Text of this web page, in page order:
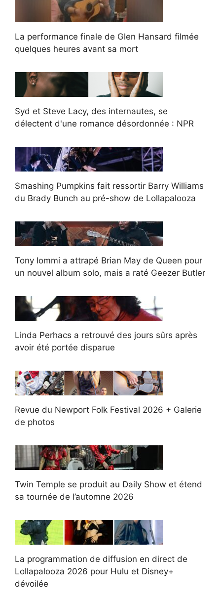
La performance finale de Glen Hansard filmée
quelques heures avant sa mort
Syd et Steve Lacy, des internautes, se
délectent d'une romance désordonnée : NPR
Smashing Pumpkins fait ressortir Barry Williams
du Brady Bunch au pré-show de Lollapalooza
Tony Iommi a attrapé Brian May de Queen pour
un nouvel album solo, mais a raté Geezer Butler
Linda Perhacs a retrouvé des jours sûrs après
avoir été portée disparue
Revue du Newport Folk Festival 2026 + Galerie
de photos
Twin Temple se produit au Daily Show et étend
sa tournée de l’automne 2026
La programmation de diffusion en direct de
Lollapalooza 2026 pour Hulu et Disney+
dévoilée